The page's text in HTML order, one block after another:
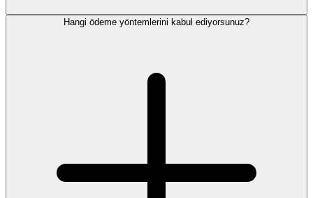
Hangi ödeme yöntemlerini kabul ediyorsunuz?